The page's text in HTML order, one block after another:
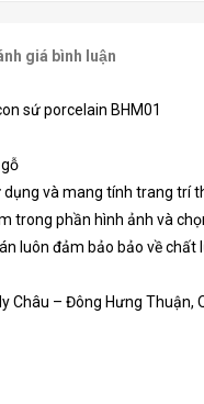
giá bình luận
sứ porcelain BHM01
và mang tính trang trí
trong phần hình ảnh và
luôn đảm bảo bảo về chất
Châu – Đông Hưng Thuận,